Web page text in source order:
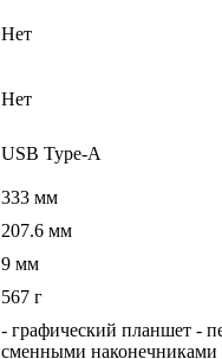
Нет
Нет
USB Type-A
333 мм
207.6 мм
9 мм
567 г
- графический планшет -
сменными наконечниками